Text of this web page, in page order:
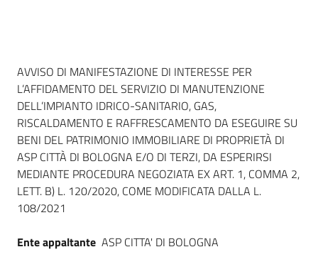
Dati del bando
AVVISO DI MANIFESTAZIONE DI INTERESSE PER
L’AFFIDAMENTO DEL SERVIZIO DI MANUTENZIONE
DELL’IMPIANTO IDRICO-SANITARIO, GAS,
RISCALDAMENTO E RAFFRESCAMENTO DA ESEGUIRE SU
BENI DEL PATRIMONIO IMMOBILIARE DI PROPRIETÀ DI
ASP CITTÀ DI BOLOGNA E/O DI TERZI, DA ESPERIRSI
MEDIANTE PROCEDURA NEGOZIATA EX ART. 1, COMMA 2,
LETT. B) L. 120/2020, COME MODIFICATA DALLA L.
108/2021
Ente appaltante ASP CITTA' DI BOLOGNA